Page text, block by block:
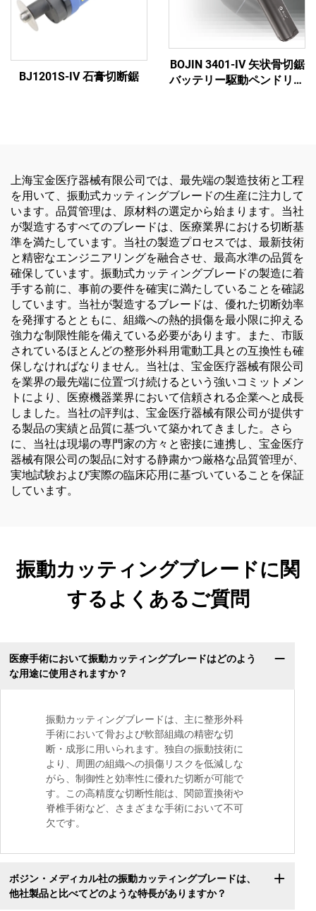
BJ1201S-IV 石膏切断鋸
BOJIN 3401-IV 矢状骨切鋸
バッテリー駆動ペンドリル
上海宝金医疗器械有限公司では、最先端の製造技術と工程
を用いて、振動式カッティングブレードの生産に注力して
います。品質管理は、原材料の選定から始まります。当社
が製造するすべてのブレードは、医療業界における切断基
準を満たしています。当社の製造プロセスでは、最新技術
と精密なエンジニアリングを融合させ、最高水準の品質を
確保しています。振動式カッティングブレードの製造に着
手する前に、事前の要件を確実に満たしていることを確認
しています。当社が製造するブレードは、優れた切断効率
を発揮するとともに、組織への熱的損傷を最小限に抑える
強力な制限性能を備えている必要があります。また、市販
されているほとんどの整形外科用電動工具との互換性も確
保しなければなりません。当社は、宝金医疗器械有限公司
を業界の最先端に位置づけ続けるという強いコミットメン
トにより、医療機器業界において信頼される企業へと成長
しました。当社の評判は、宝金医疗器械有限公司が提供す
る製品の実績と品質に基づいて築かれてきました。さら
に、当社は現場の専門家の方々と密接に連携し、宝金医疗
器械有限公司の製品に対する静粛かつ厳格な品質管理が、
実地試験および実際の臨床応用に基づいていることを保証
しています。
振動カッティングブレードに関
するよくあるご質問
医療手術において振動カッティングブレードはどのよう
な用途に使用されますか？
振動カッティングブレードは、主に整形外科
手術において骨および軟部組織の精密な切
断・成形に用いられます。独自の振動技術に
より、周囲の組織への損傷リスクを低減しな
がら、制御性と効率性に優れた切断が可能で
す。この高精度な切断性能は、関節置換術や
脊椎手術など、さまざまな手術において不可
欠です。
ボジン・メディカル社の振動カッティングブレードは、
他社製品と比べてどのような特長がありますか？